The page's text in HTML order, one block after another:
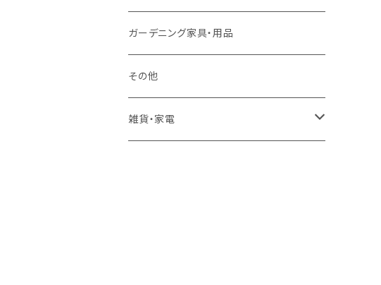
ロフトベッド
二段ベッド
マットレス
ラック
TVボード
キャビネット・飾り棚
カーペット
ガーデニング家具・用品
その他
雑貨・家電